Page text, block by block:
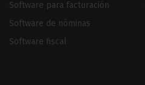
Software para facturación
Software de nóminas
Software fiscal